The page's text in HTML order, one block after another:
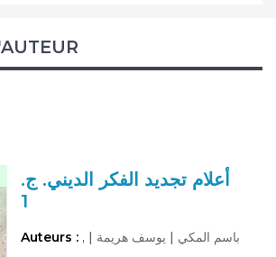
أعلام تجديد الفكر الديني. ج.
1
Auteurs : باسم المكي | يوسف هريمة |
,